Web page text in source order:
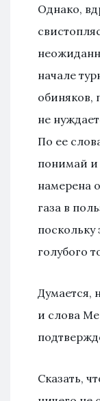
Однако,
начале
обиняков,
не
По ее
понимай и
намерена
газа в
поскольку
голубого
Думается,
и слова
Сказать,